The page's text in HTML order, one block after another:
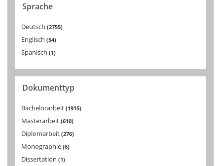
Sprache
Deutsch 2755
Englisch 54
Spanisch 1
Dokumenttyp
Bachelorarbeit 1915
Masterarbeit 610
Diplomarbeit 276
Monographie 6
Dissertation 1